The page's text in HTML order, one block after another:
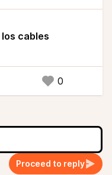
por qué en la bolsa
de
de dólares.
el fondo del
los cables
0
Proceed to reply